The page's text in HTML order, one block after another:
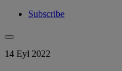
Subscribe
14 Eyl 2022